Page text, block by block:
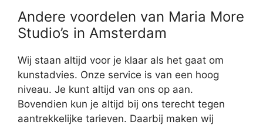
Andere voordelen van Maria More
Studio’s in Amsterdam
Wij staan altijd voor je klaar als het gaat om
kunstadvies. Onze service is van een hoog
niveau. Je kunt altijd van ons op aan.
Bovendien kun je altijd bij ons terecht tegen
aantrekkelijke tarieven. Daarbij maken wij